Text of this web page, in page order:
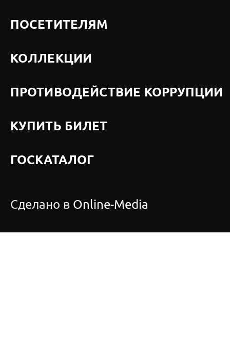
ПОСЕТИТЕЛЯМ
КОЛЛЕКЦИИ
ПРОТИВОДЕЙСТВИЕ КОРРУПЦИИ
КУПИТЬ БИЛЕТ
ГОСКАТАЛОГ
Сделано в Online-Media